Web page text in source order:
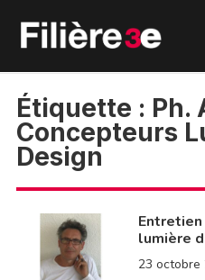
Étiquette : Ph.
Concepteurs
Design
lumière
23 octobre